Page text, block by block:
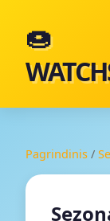
🍩
Pagrindinis /